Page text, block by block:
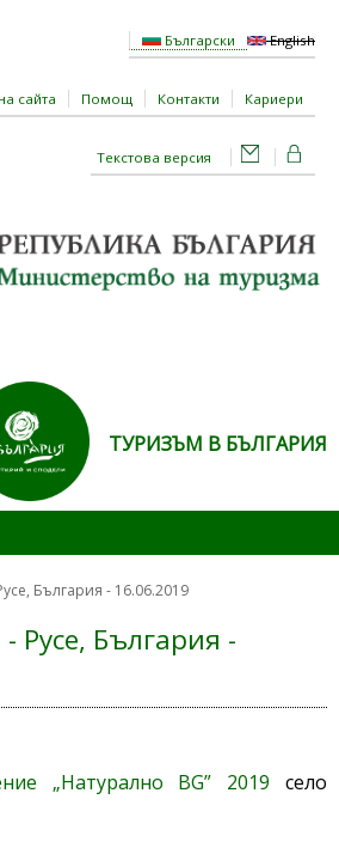
Български English
сайта Помощ Контакти Кариери
Текстова версия
ТУРИЗЪМ В БЪЛГАРИЯ
България - 16.06.2019
Русе, България -
„Натурално BG” 2019 село